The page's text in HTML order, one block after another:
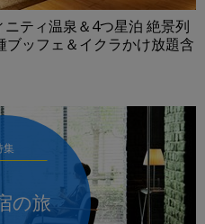
ティ温泉＆4つ星泊 絶景列
ブッフェ＆イクラかけ放題含
集
の旅